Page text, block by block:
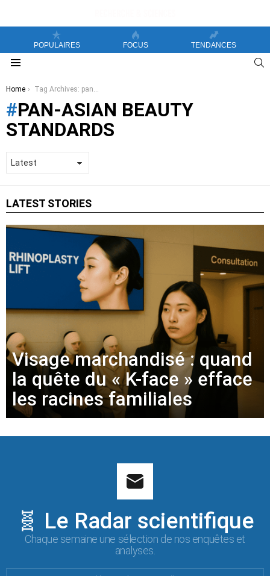
POPULAIRES FOCUS TENDANCES
You are here:
Home Tag Archives: pan-asian beauty standards
PAN-ASIAN BEAUTY
STANDARDS
LATEST STORIES
Visage marchandisé : quand
la quête du « K-face » efface
les racines familiales
🧬 Le Radar scientifique
Chaque semaine une sélection de nos enquêtes et
analyses.